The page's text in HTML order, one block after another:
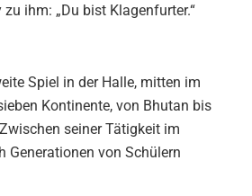
ihm: „Du bist Klagenfurter.“
Spiel in der Halle, mitten im
Kontinente, von Bhutan bis
seiner Tätigkeit im
Generationen von Schülern